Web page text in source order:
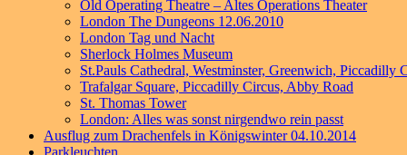
Old Operating Theatre – Altes Operations Theater
London The Dungeons 12.06.2010
London Tag und Nacht
Sherlock Holmes Museum
St.Pauls Cathedral, Westminster, Greenwich, Piccadilly
Trafalgar Square, Piccadilly Circus, Abby Road
St. Thomas Tower
London: Alles was sonst nirgendwo rein passt
Ausflug zum Drachenfels in Königswinter 04.10.2014
Parkleuchten